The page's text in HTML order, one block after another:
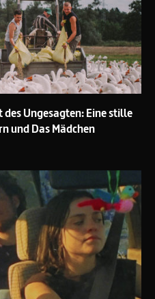
Ungesagten: Eine stille
und Das Mädchen